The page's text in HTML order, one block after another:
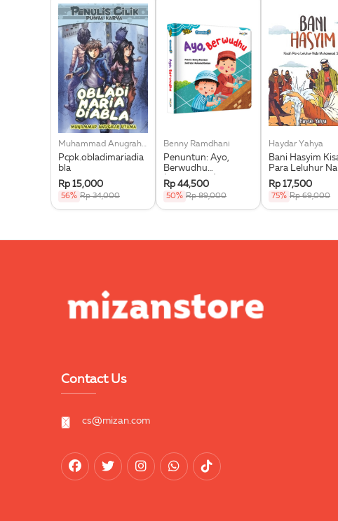
Muhammad Anugrah Utama
Pcpk.obladimariadia
bla
Rp 15,000
56% Rp 34,000
Benny Ramdhani
Penuntun: Ayo,
Berwudhu
(Boardbook)
Rp 44,500
50% Rp 89,000
Haydar Yahya
Bani Hasyim
Para Leluhur
Muhammad Saw.
Rp 17,500
75% Rp 69,000
Contact Us
cs@mizan.com